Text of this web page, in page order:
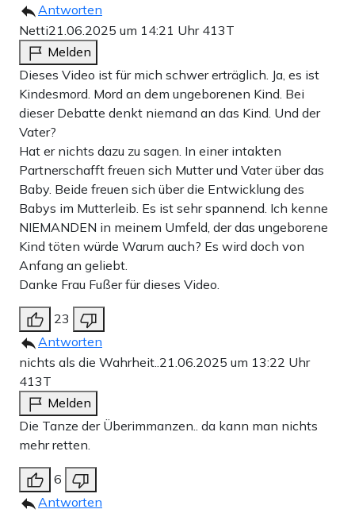
Antworten
Netti21.06.2025 um 14:21 Uhr 413T
Melden
Dieses Video ist für mich schwer erträglich. Ja, es ist
Kindesmord. Mord an dem ungeborenen Kind. Bei
dieser Debatte denkt niemand an das Kind. Und der
Vater?
Hat er nichts dazu zu sagen. In einer intakten
Partnerschafft freuen sich Mutter und Vater über das
Baby. Beide freuen sich über die Entwicklung des
Babys im Mutterleib. Es ist sehr spannend. Ich kenne
NIEMANDEN in meinem Umfeld, der das ungeborene
Kind töten würde Warum auch? Es wird doch von
Anfang an geliebt.
Danke Frau Fußer für dieses Video.
23
Antworten
nichts als die Wahrheit.. 21.06.2025 um 13:22 Uhr
413T
Melden
Die Tanze der Überimmanzen.. da kann man nichts
mehr retten.
6
Antworten